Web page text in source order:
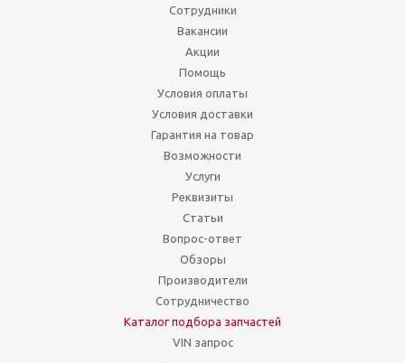
Сотрудники
Вакансии
Акции
Помощь
Условия оплаты
Условия доставки
Гарантия на товар
Возможности
Услуги
Реквизиты
Статьи
Вопрос-ответ
Обзоры
Производители
Сотрудничество
Каталог подбора запчастей
VIN запрос